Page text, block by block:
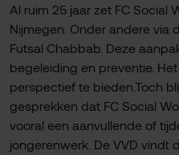
Al ruim 25 jaar zet FC Social
Nijmegen. Onder andere via
Futsal Chabbab. Deze
begeleiding en preventie.
perspectief te bieden.Toch
gesprekken dat FC Social
vooral een aanvullende of
jongerenwerk. De VVD vindt